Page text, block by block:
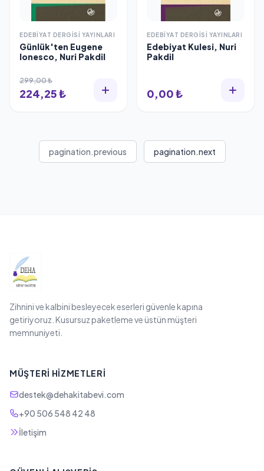
EDEBIYAT DERGISI YAYINLARI
Günlük'ten Eugene
Ionesco, Nuri Pakdil
299,00 ₺
224,25 ₺
EDEBIYAT DERGISI YAYINLARI
Edebiyat Kulesi, Nuri
Pakdil
0,00 ₺
pagination.previous pagination.next
Zihnini ve kalbini besleyecek eserleri güvenle kapına
getiriyoruz. Kusursuz paketleme ve üstün müşteri
memnuniyeti.
MÜŞTERI HIZMETLERI
destek@dehakitabevi.com
+90 506 548 42 48
İletişim